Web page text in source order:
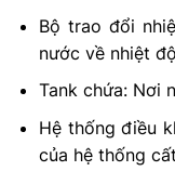
Bộ trao đổi
nước về nhiệt
Tank chứa: Nơi
Hệ thống điều
của hệ thống